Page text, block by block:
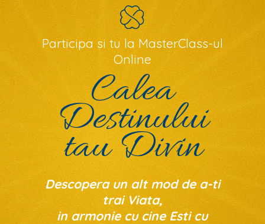
Participa si tu la MasterClass-ul
Online
Descopera un alt mod de a-ti
trai Viata,
in armonie cu cine Esti cu
Calea
Destinului
tau Divin